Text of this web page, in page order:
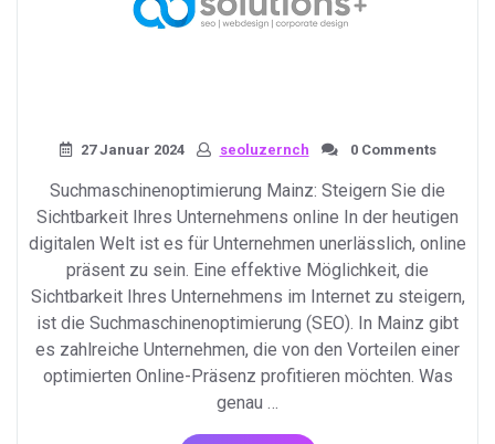
27 Januar 2024 seoluzernch 0 Comments
Suchmaschinenoptimierung Mainz: Steigern Sie die
Sichtbarkeit Ihres Unternehmens online In der heutigen
digitalen Welt ist es für Unternehmen unerlässlich, online
präsent zu sein. Eine effektive Möglichkeit, die
Sichtbarkeit Ihres Unternehmens im Internet zu steigern,
ist die Suchmaschinenoptimierung (SEO). In Mainz gibt
es zahlreiche Unternehmen, die von den Vorteilen einer
optimierten Online-Präsenz profitieren möchten. Was
genau …